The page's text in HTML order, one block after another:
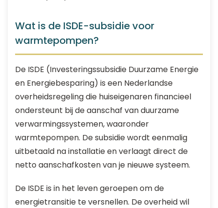
Wat is de ISDE-subsidie voor
warmtepompen?
De ISDE (Investeringssubsidie Duurzame Energie
en Energiebesparing) is een Nederlandse
overheidsregeling die huiseigenaren financieel
ondersteunt bij de aanschaf van duurzame
verwarmingssystemen, waaronder
warmtepompen. De subsidie wordt eenmalig
uitbetaald na installatie en verlaagt direct de
netto aanschafkosten van je nieuwe systeem.
De ISDE is in het leven geroepen om de
energietransitie te versnellen. De overheid wil